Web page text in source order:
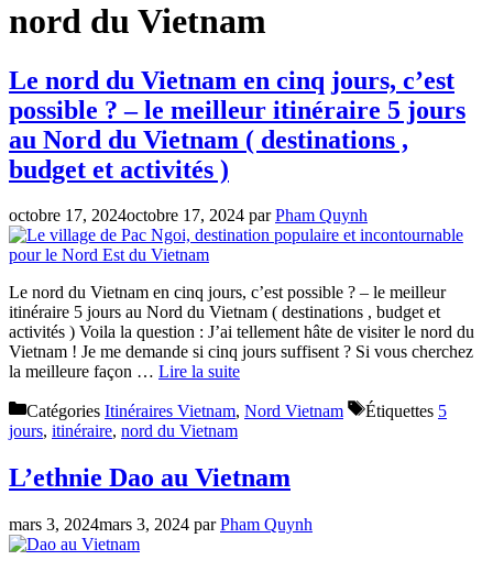
nord du Vietnam
Le nord du Vietnam en cinq jours, c’est
possible ? – le meilleur itinéraire 5 jours
au Nord du Vietnam ( destinations ,
budget et activités )
octobre 17, 2024octobre 17, 2024 parPham Quynh
Le nord du Vietnam en cinq jours, c’est possible ? – le meilleur
itinéraire 5 jours au Nord du Vietnam ( destinations , budget et
activités ) Voila la question : J’ai tellement hâte de visiter le nord du
Vietnam ! Je me demande si cinq jours suffisent ? Si vous cherchez
la meilleure façon … Lire la suite
Catégories Itinéraires Vietnam, Nord Vietnam Étiquettes 5
jours, itinéraire, nord du Vietnam
L’ethnie Dao au Vietnam
mars 3, 2024mars 3, 2024 parPham Quynh